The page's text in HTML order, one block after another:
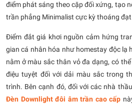
điểm phát sáng theo cặp đối xứng, tạo
trần phẳng Minimalist cực kỳ thoáng
Điểm đắt giá khơi nguồn cảm hứng
gian cá nhân hóa như homestay độc lạ
nằm ở màu sắc thân vỏ đa dạng, có
điệu tuyệt đối với dải màu sắc trong
trình. Bên cạnh đó, đối với các nhà
Đèn Downlight đôi âm trần cao cấp